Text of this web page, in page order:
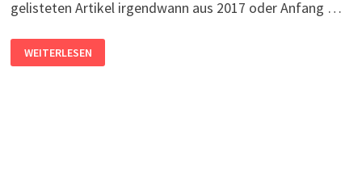
gelisteten Artikel irgendwann aus 2017 oder Anfang …
RSS-
FEED
WEITERLESEN